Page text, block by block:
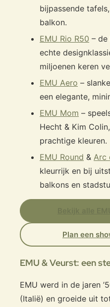
bijpassende
balkon.
EMU Rio R50 – de
echte
miljoenen keren
EMU Aero –
een elegante,
EMU Mom –
Hecht & Kim
prachtige kleuren.
EMU Round & Arc
kleurrijk en bij
balkons en
Plan een
EMU & Veurst: een
EMU werd in de jaren
(Italië) en groeide uit